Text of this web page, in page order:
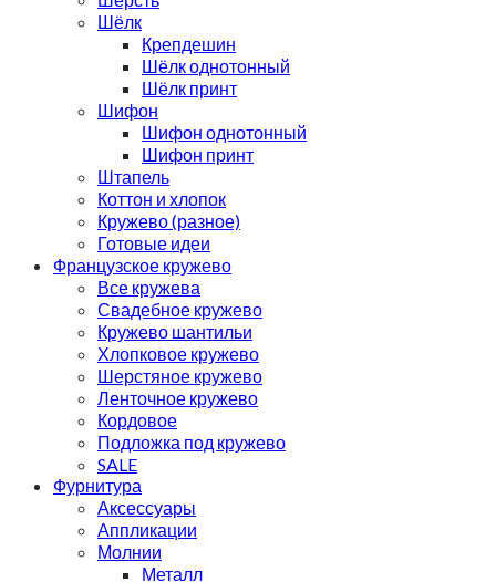
Шёлк
Крепдешин
Шёлк однотонный
Шёлк принт
Шифон
Шифон однотонный
Шифон принт
Штапель
Коттон и хлопок
Кружево (разное)
Готовые идеи
Французское кружево
Все кружева
Свадебное кружево
Кружево шантильи
Хлопковое кружево
Шерстяное кружево
Ленточное кружево
Кордовое
Подложка под кружево
SALE
Фурнитура
Аксессуары
Аппликации
Молнии
Металл